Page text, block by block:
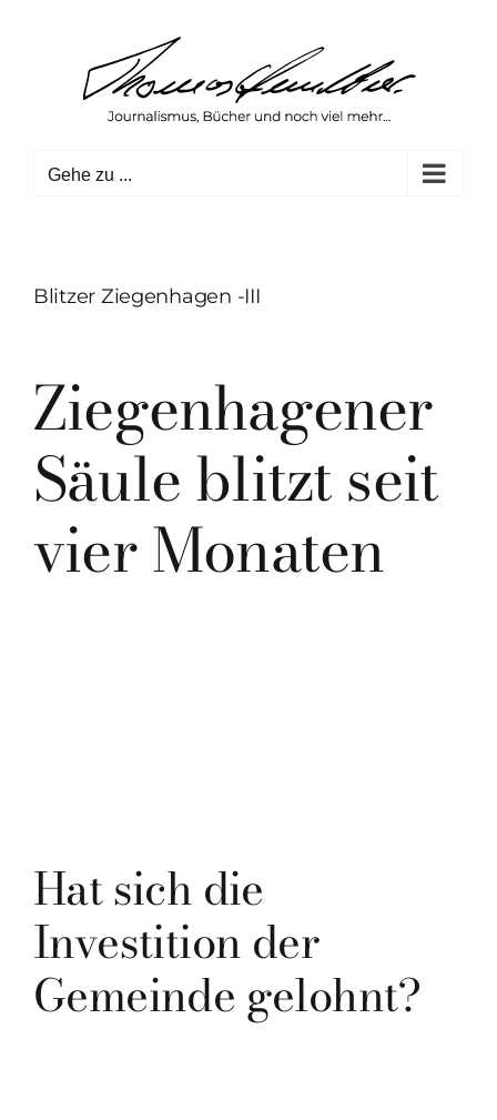
springen
Gehe zu ...
Blitzer Ziegenhagen -III
Ziegenhagener
Säule blitzt seit
vier Monaten
Hat sich die
Investition der
Gemeinde gelohnt?